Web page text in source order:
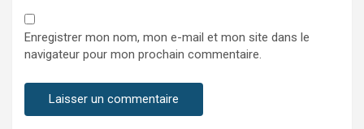
Enregistrer mon nom, mon e-mail et mon site dans le
navigateur pour mon prochain commentaire.